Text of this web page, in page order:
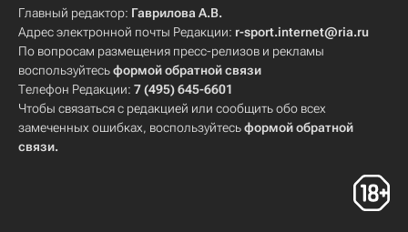
Главный редактор: Гаврилова А.В.
Адрес электронной почты Редакции: r-sport.internet@ria.ru
По вопросам размещения пресс-релизов и рекламы
воспользуйтесьформой обратной связи
Телефон Редакции: 7 (495) 645-6601
Чтобы связаться с редакцией или сообщить обо всех
замеченных ошибках, воспользуйтесьформой обратной
связи.